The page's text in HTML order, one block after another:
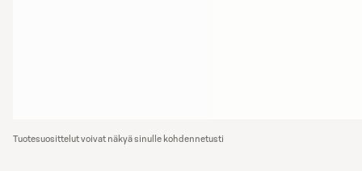
Tuotesuosittelut voivat näkyä sinulle kohdennetusti